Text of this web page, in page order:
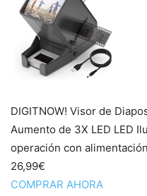
DIGITNOW! Visor de
Aumento de 3X LED LED
operación con
26,99€
COMPRAR AHORA